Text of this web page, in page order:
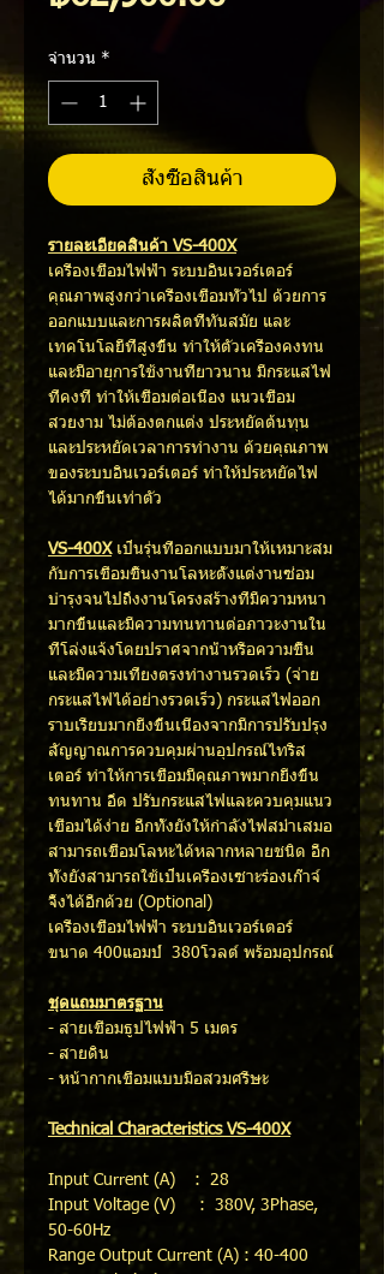
จำนวน *
สั่งซื้อสินค้า
รายละเอียดสินค้า VS-400X
เครื่องเชื่อมไฟฟ้า ระบบอินเวอร์เตอร์
คุณภาพสูงกว่าเครื่องเชื่อมทั่วไป ด้วยการ
ออกแบบและการผลิตที่ทันสมัย และ
เทคโนโลยีที่สูงขึ้น ทำให้ตัวเครื่องคงทน
และมีอายุการใช้งานที่ยาวนาน มีกระแสไฟ
ที่คงที่ ทำให้เชื่อมต่อเนื่อง แนวเชื่อม
สวยงาม ไม่ต้องตกแต่ง ประหยัดต้นทุน
และประหยัดเวลาการทำงาน ด้วยคุณภาพ
ของระบบอินเวอร์เตอร์ ทำให้ประหยัดไฟ
ได้มากขึ้นเท่าตัว
VS-400Xเป็นรุ่นที่ออกแบบมาให้เหมาะสม
กับการเชื่อมชิ้นงานโลหะตั้งแต่งานซ่อม
บำรุงจนไปถึงงานโครงสร้างที่มีความหนา
มากขึ้นและมีความทนทานต่อภาวะงานใน
ที่โล่งแจ้งโดยปราศจากน้ำหรือความชื้น
และมีความเที่ยงตรงทำงานรวดเร็ว (จ่าย
กระแสไฟได้อย่างรวดเร็ว) กระแสไฟออก
ราบเรียบมากยิ่งขึ้นเนื่องจากมีการปรับปรุง
สัญญาณการควบคุมผ่านอุปกรณ์ไทริส
เตอร์ ทำให้การเชื่อมมีคุณภาพมากยิ่งขึ้น
ทนทาน อึด ปรับกระแสไฟและควบคุมแนว
เชื่อมได้ง่าย อีกทั้งยังให้กำลังไฟสม่ำเสมอ
สามารถเชื่อมโลหะได้หลากหลายชนิด อีก
ทั้งยังสามารถใช้เป็นเครื่องเซาะร่องเก๊าจ์
จิ้งได้อีกด้วย (Optional)
เครื่องเชื่อมไฟฟ้า ระบบอินเวอร์เตอร์
ขนาด 400แอมป์ 380โวลต์ พร้อมอุปกรณ์
ชุดแถมมาตรฐาน
- สายเชื่อมธูปไฟฟ้า 5 เมตร
- สายดิน
- หน้ากากเชื่อมแบบมือสวมศรีษะ
Technical Characteristics VS-400X
Input Current (A) : 28
Input Voltage (V) : 380V, 3Phase,
50-60Hz
Range Output Current (A) : 40-400